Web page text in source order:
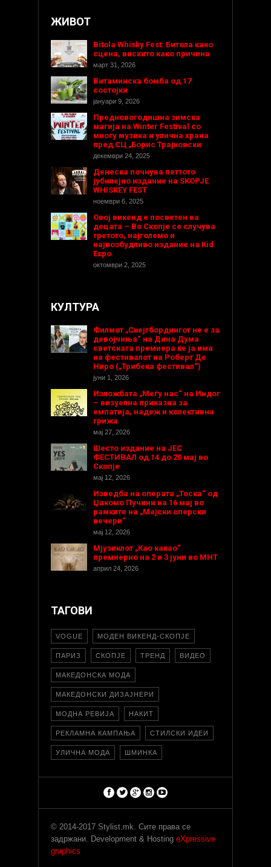
ЖИВОТ
Bitola Whisky Fest: Битола како
сцена, вискито како причина
март 31, 2026
Витаминска бомба од 17
состојки
јануари 9, 2026
Предновогодишнa зимска
магија на Winter Festival со
многу музика и улична храна
пред СЦ „Борис Трајковски
декември 24, 2025
Денеска почнува петтото
јубилејно издание на SKOPJE
WHISKEY FEST
ноември 6, 2025
Овој викенд е посветен на
децата – Во Скопје се случува
третото, најголемо и
највозбудливо издание на Kid
Expo
октомври 2, 2025
КУЛТУРА
Филмот „Скејтбордингот не е за
девојчиња“ на Дина Дума
светската премиера ќе ја има
на фестивалот на Роберт Де
Ниро („Трибека фестивал“)
јуни 1, 2026
Изложбата „Меѓу нас“ на Индог
– визуелна приказна за
емпатија, надеж и колективна
грижа
мај 27, 2026
Шесто издание на ЈЕС
ФЕСТИВАЛ од 14 до 20 мај во
Скопје
мај 12, 2026
Изведба на операта „Тоска“ од
Џакомо Пучини на 16 мај во
рамките на „Мајски оперски
вечери“
мај 12, 2026
Мјузиклот „Као какао“
премиерно на 2 и 3 јуни во МНТ
април 24, 2026
ТАГОВИ
VOGUE МОДЕН ВИКЕНД-СКОПЈЕ
ПАРИЗ СКОПЈЕ ТРЕНД ВИДЕО
МАКЕДОНСКА МОДА
МАКЕДОНСКИ ДИЗАЈНЕРИ
МОДНА РЕВИЈА НАКИТ
РЕКЛАМНА КАМПАЊА СТИЛСКИ ИДЕИ
УЛИЧНА МОДА ШМИНКА
© 2014-2017 Stylist.mk. Сите права се
задржани. Development & Hosting eXpressive
graphics